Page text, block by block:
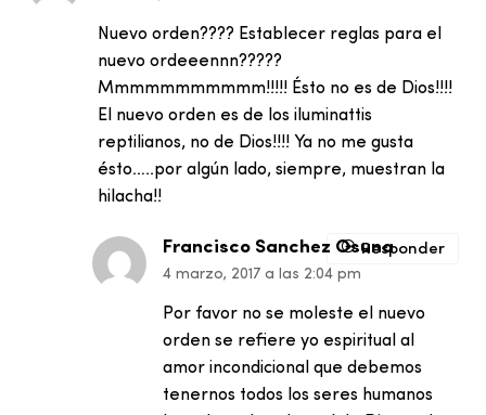
Nuevo orden???? Establecer reglas para el
nuevo ordeeennn?????
Mmmmmmmmmmm!!!!! Ésto no es de Dios!!!!
El nuevo orden es de los iluminattis
reptilianos, no de Dios!!!! Ya no me gusta
ésto…..por algún lado, siempre, muestran la
hilacha!!
Francisco Sanchez Osuna
4 marzo, 2017 a las 2:04 pm
Por favor no se moleste el nuevo
orden se refiere yo espiritual al
amor incondicional que debemos
tenernos todos los seres humanos
Responder